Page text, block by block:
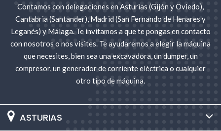
Contamos con delegaciones en Asturias (Gijón y Oviedo),
Cantabria (Santander), Madrid (San Fernando de Henares y
Leganés) y Málaga. Te invitamos a que te pongas en contacto
con nosotros o nos visites. Te ayudaremos a elegir la máquina
que necesites, bien sea una excavadora, un dumper, un
compresor, un generador de corriente eléctrica o cualquier
otro tipo de máquina.
ASTURIAS